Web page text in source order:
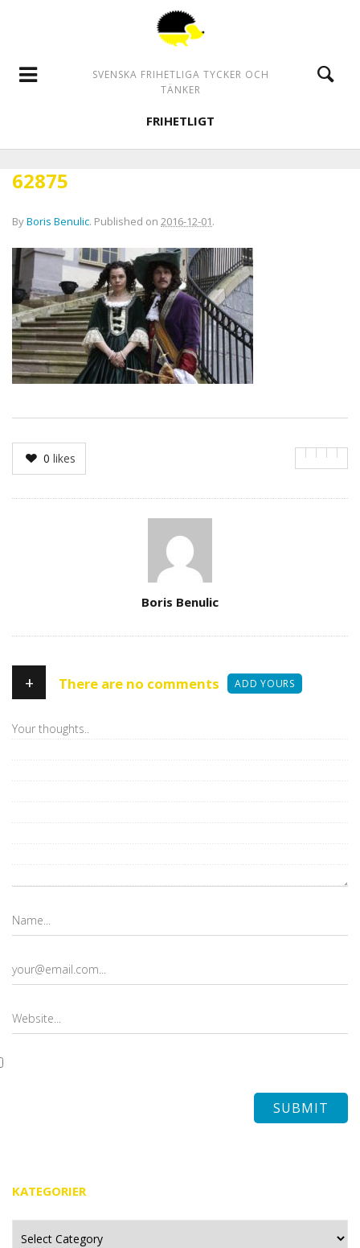
SVENSKA FRIHETLIGA TYCKER OCH
TÄNKER
FRIHETLIGT
62875
ByBoris Benulic. Published on 2016-12-01.
0 likes
Boris Benulic
+ There are no comments ADD YOURS
KATEGORIER